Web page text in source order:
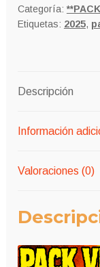
Categoría:
Etiquetas: 2025,
Descripción
Información
Valoraciones (0)